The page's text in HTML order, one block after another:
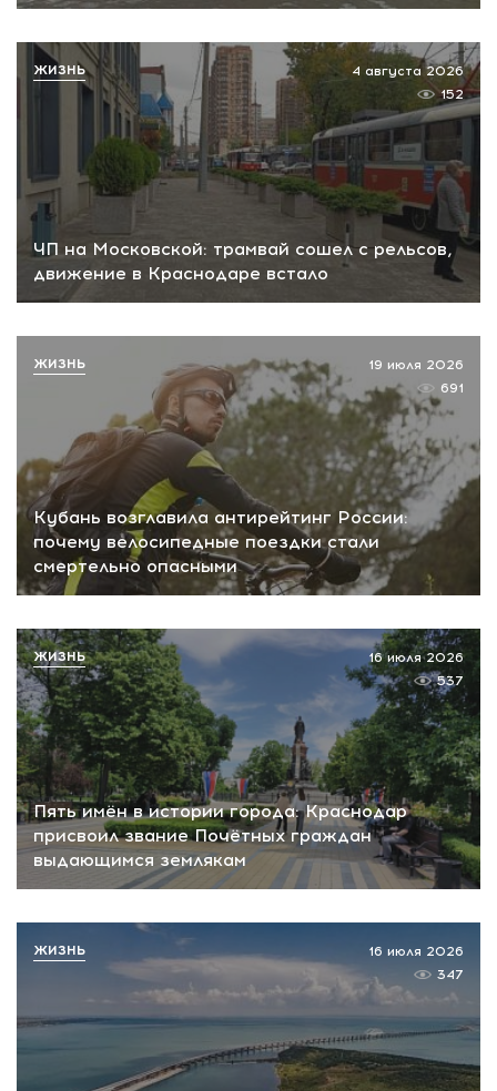
ЧП на Московской: трамвай сошел с рельсов,
движение в Краснодаре встало
4 августа 2026
152
ЖИЗНЬ
Кубань возглавила антирейтинг России:
почему велосипедные поездки стали
смертельно опасными
19 июля 2026
691
ЖИЗНЬ
Пять имён в истории города: Краснодар
присвоил звание Почётных граждан
выдающимся землякам
16 июля 2026
537
ЖИЗНЬ
16 июля 2026
347
ЖИЗНЬ